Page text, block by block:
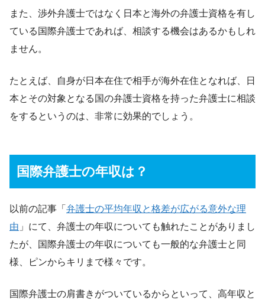
また、渉外弁護士ではなく日本と海外の弁護士資格を有し
ている国際弁護士であれば、相談する機会はあるかもしれ
ません。
たとえば、自身が日本在住で相手が海外在住となれば、日
本とその対象となる国の弁護士資格を持った弁護士に相談
をするというのは、非常に効果的でしょう。
国際弁護士の年収は？
以前の記事「 弁護士の平均年収と格差が広がる意外な理
由 」にて、弁護士の年収についても触れたことがありまし
たが、国際弁護士の年収についても一般的な弁護士と同
様、ピンからキリまで様々です。
国際弁護士の肩書きがついているからといって、高年収と